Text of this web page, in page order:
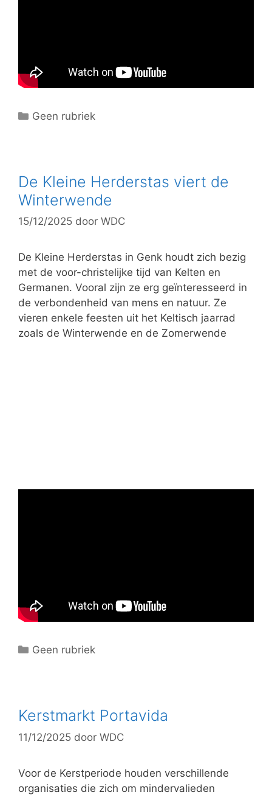
C
g
o
r
i
ë
n
Geen rubriek
De Kleine Herderstas viert de
Winterwende
15/12/2025 door WDC
De Kleine Herderstas in Genk houdt zich bezig
met de voor-christelijke tijd van Kelten en
Germanen. Vooral zijn ze erg geïnteresseerd in
de verbondenheid van mens en natuur. Ze
vieren enkele feesten uit het Keltisch jaarrad
zoals de Winterwende en de Zomerwende
C
g
r
e
ë
Geen rubriek
Kerstmarkt Portavida
11/12/2025 door WDC
Voor de Kerstperiode houden verschillende
organisaties die zich om mindervalieden